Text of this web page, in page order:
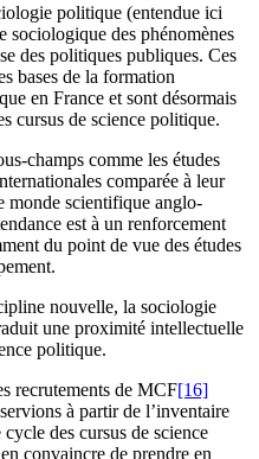
politique (entendue ici
sociologique des phénomènes
des politiques publiques. Ces
bases de la formation
en France et sont désormais
cursus de science politique.
champs comme les études
comparée à leur
monde scientifique anglo-
est à un renforcement
du point de vue des études
nouvelle, la sociologie
une proximité intellectuelle
politique.
recrutements de MCF[16]
à partir de l’inventaire
des cursus de science
convaincre de prendre en